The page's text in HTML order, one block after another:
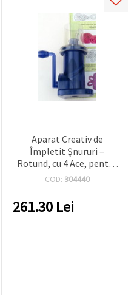
Aparat Creativ de
Împletit Șnururi –
Rotund, cu 4 Ace, pentru
Proiecte DIY și Bijuterii
COD: 304440
261.30 Lei